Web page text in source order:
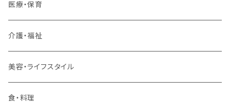
若手社員・中堅社員
リーダー（主任・係長）
管理職
階層共通
医療・保育
介護・福祉
美容・ライフスタイル
食・料理